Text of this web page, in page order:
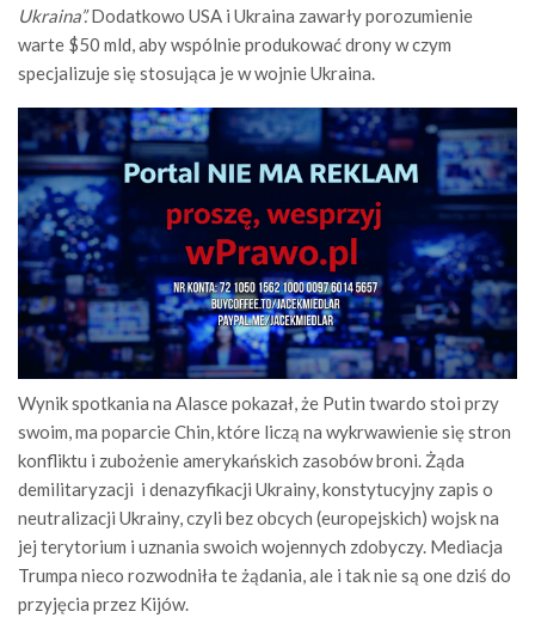
Ukraina”.Dodatkowo USA i Ukraina zawarły porozumienie
warte $50 mld, aby wspólnie produkować drony w czym
specjalizuje się stosująca je w wojnie Ukraina.
Wynik spotkania na Alasce pokazał, że Putin twardo stoi przy
swoim, ma poparcie Chin, które liczą na wykrwawienie się stron
konfliktu i zubożenie amerykańskich zasobów broni. Żąda
demilitaryzacji i denazyfikacji Ukrainy, konstytucyjny zapis o
neutralizacji Ukrainy, czyli bez obcych (europejskich) wojsk na
jej terytorium i uznania swoich wojennych zdobyczy. Mediacja
Trumpa nieco rozwodniła te żądania, ale i tak nie są one dziś do
przyjęcia przez Kijów.